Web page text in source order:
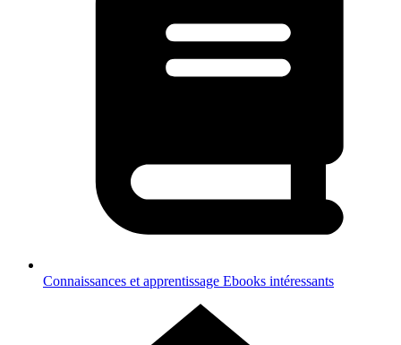
Connaissances et apprentissage Ebooks intéressants